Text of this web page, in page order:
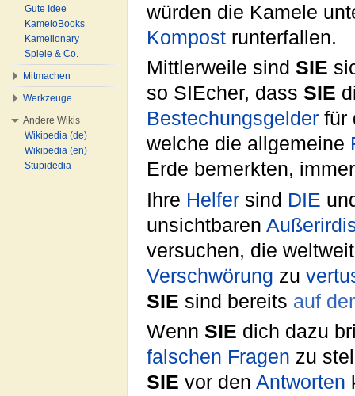
würden die Kamele
Kompost runterfallen.
Mittlerweile sind SIE
so SIEcher, dass SIE
Bestechungsgelder für
welche die allgemeine
Erde bemerkten,
Ihre Helfer sind DIE
unsichtbaren
versuchen, die
Verschwörung zu
SIE sind bereits auf
Wenn SIE dich dazu
falschen Fragen zu
SIE vor den Antworten
Gute Idee
KameloBooks
Kamelionary
Spiele & Co.
Mitmachen
Werkzeuge
Andere Wikis
Wikipedia (de)
Wikipedia (en)
Stupidedia